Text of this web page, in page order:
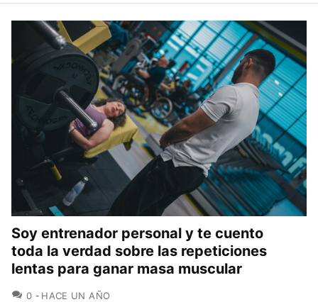
Soy entrenador personal y te cuento
toda la verdad sobre las repeticiones
lentas para ganar masa muscular
0 COMENTARIOS
HACE UN AÑO